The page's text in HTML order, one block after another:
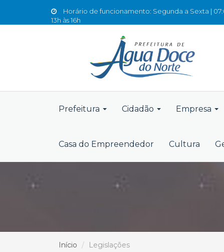
Horário de funcionamento: Segunda a Sexta |
13h às 16h
Prefeitura Cidadão Empresa
Casa do Empreendedor Cultura
Início Legislações